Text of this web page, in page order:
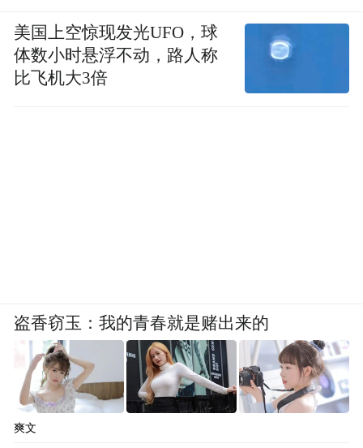
美国上空惊现发光UFO，球
体数小时悬浮不动，路人称
比飞机大3倍
盗香窃玉：我的青春就是赌出来的
爽文